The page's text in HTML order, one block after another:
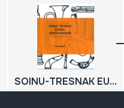
SOINU-TRESNAK EUSKAL HERRI-MUSIKAN; ENZIKLOPEDIA; II; Aerofonoak II